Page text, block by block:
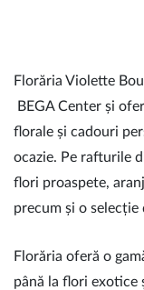
Florăria Violette
BEGA Center și
florale și cadouri
ocazie. Pe rafturile
flori proaspete,
precum și o
Florăria oferă o
până la flori exotice